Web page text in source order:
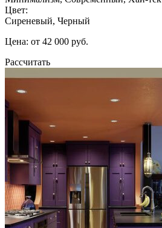
Цвет:
Сиреневый, Черный
Цена: от 42 000 руб.
Рассчитать